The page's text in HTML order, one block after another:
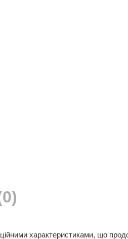
характеристиками, що